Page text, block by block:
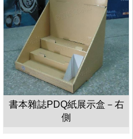
書本雜誌PDQ紙展示盒－右
側